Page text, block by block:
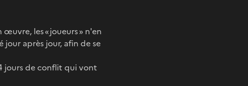
les « joueurs » n'en
après jour, afin de se
jours de conflit qui vont